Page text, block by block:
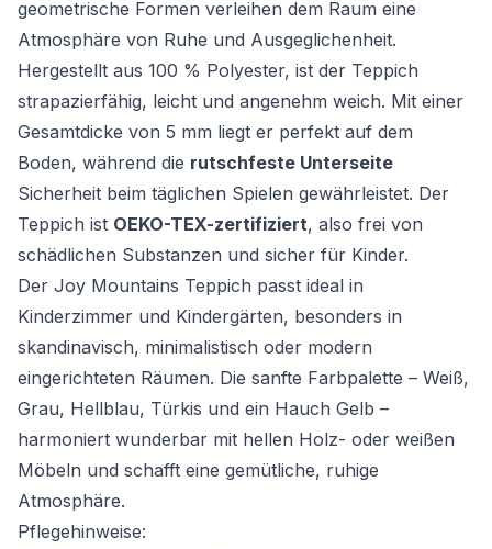
geometrische Formen verleihen dem Raum eine
Atmosphäre von Ruhe und Ausgeglichenheit.
Hergestellt aus 100 % Polyester, ist der Teppich
strapazierfähig, leicht und angenehm weich. Mit einer
Gesamtdicke von 5 mm liegt er perfekt auf dem
Boden, während die rutschfeste Unterseite
Sicherheit beim täglichen Spielen gewährleistet. Der
Teppich ist OEKO-TEX-zertifiziert, also frei von
schädlichen Substanzen und sicher für Kinder.
Der Joy Mountains Teppich passt ideal in
Kinderzimmer und Kindergärten, besonders in
skandinavisch, minimalistisch oder modern
eingerichteten Räumen. Die sanfte Farbpalette – Weiß,
Grau, Hellblau, Türkis und ein Hauch Gelb –
harmoniert wunderbar mit hellen Holz- oder weißen
Möbeln und schafft eine gemütliche, ruhige
Atmosphäre.
Pflegehinweise: